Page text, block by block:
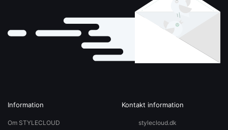
Information
Om STYLECLOUD
Kontakt information
stylecloud.dk